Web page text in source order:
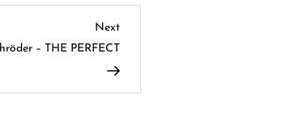
Next
Post
Next
– THE PERFECT